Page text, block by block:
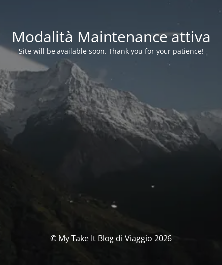
Modalità Maintenance attiva
Site will be available soon. Thank you for your patience!
© My Take It Blog di Viaggio 2026